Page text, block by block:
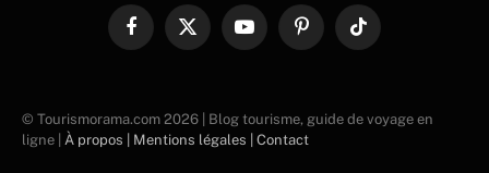
FacebookX
YouTubePinterestTikTok
© Tourismorama.com 2026 | Blog tourisme, guide de voyage en
ligne | À propos | Mentions légales | Contact